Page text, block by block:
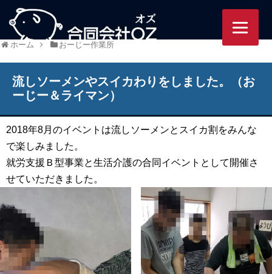
ホーム おーじー作業所
流しソーメンやスイカわりをしました。（お
ーじー＆ライマン）
2018年8月のイベントは流しソーメンとスイカ割をみんな
で楽しみました。
就労支援Ｂ型事業と生活介護の合同イベントとして開催さ
せていただきました。
ozworlds.jp/wordpress-